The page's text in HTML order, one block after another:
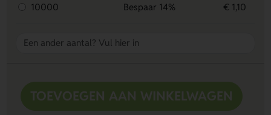
10000 Bespaar 14% € 1,10
TOEVOEGEN AAN WINKELWAGEN